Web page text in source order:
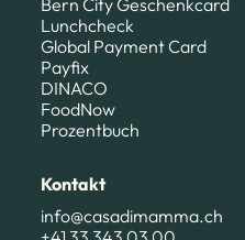
Bern City Geschenkcard
Lunchcheck
Global Payment Card
Payfix
DINACO
FoodNow
Prozentbuch
Kontakt
info@casadimamma.ch